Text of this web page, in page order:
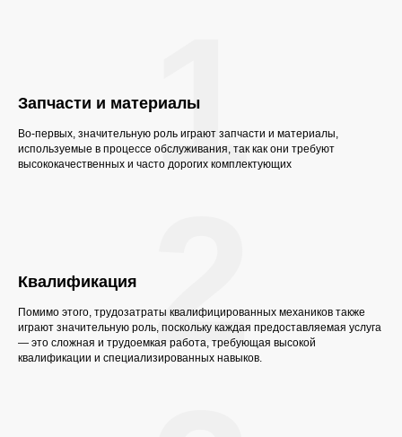
Запчасти и материалы
Во-первых, значительную роль играют запчасти и материалы,
используемые в процессе обслуживания, так как они требуют
высококачественных и часто дорогих комплектующих
1
Квалификация
Помимо этого, трудозатраты квалифицированных механиков также
играют значительную роль, поскольку каждая предоставляемая услуга
— это сложная и трудоемкая работа, требующая высокой
квалификации и специализированных навыков.
2